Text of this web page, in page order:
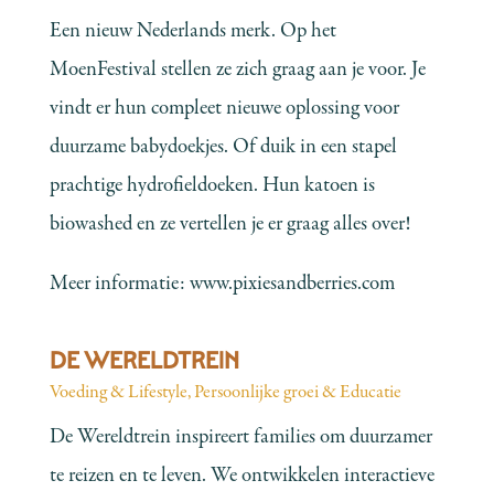
Een nieuw Nederlands merk. Op het
MoenFestival stellen ze zich graag aan je voor. Je
vindt er hun compleet nieuwe oplossing voor
duurzame babydoekjes. Of duik in een stapel
prachtige hydrofieldoeken. Hun katoen is
biowashed en ze vertellen je er graag alles over!
Meer informatie:www.pixiesandberries.com
DE WERELDTREIN
Voeding & Lifestyle,Persoonlijke groei & Educatie
De Wereldtrein inspireert families om duurzamer
te reizen en te leven. We ontwikkelen interactieve